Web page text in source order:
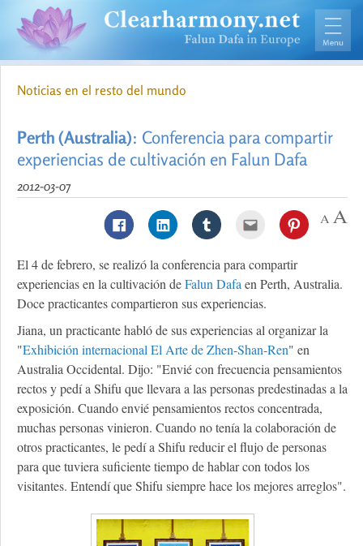
Noticias en el resto del mundo
Perth (Australia): Conferencia para compartir
experiencias de cultivación en Falun Dafa
2012-03-07
El 4 de febrero, se realizó la conferencia para compartir
experiencias en la cultivación deFalun Dafaen Perth, Australia.
Doce practicantes compartieron sus experiencias.
Jiana, un practicante habló de sus experiencias al organizar la
"Exhibición internacional El Arte de Zhen-Shan-Ren" en
Australia Occidental. Dijo: "Envié con frecuencia pensamientos
rectos y pedí a Shifu que llevara a las personas predestinadas a la
exposición. Cuando envié pensamientos rectos concentrada,
muchas personas vinieron. Cuando no tenía la colaboración de
otros practicantes, le pedí a Shifu reducir el flujo de personas
para que tuviera suficiente tiempo de hablar con todos los
visitantes. Entendí que Shifu siempre hace los mejores arreglos".